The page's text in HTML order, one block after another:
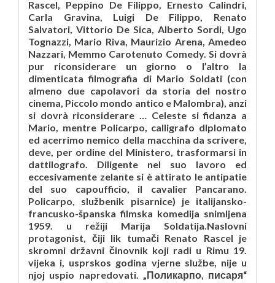
Rascel, Peppino De Filippo, Ernesto Calindri,
Carla Gravina, Luigi De Filippo, Renato
Salvatori, Vittorio De Sica, Alberto Sordi, Ugo
Tognazzi, Mario Riva, Maurizio Arena, Amedeo
Nazzari, Memmo Carotenuto Comedy. Si dovrà
pur riconsiderare un giorno o l’altro la
dimenticata filmografia di Mario Soldati (con
almeno due capolavori da storia del nostro
cinema, Piccolo mondo antico e Malombra), anzi
si dovrà riconsiderare … Celeste si fidanza a
Mario, mentre Policarpo, calligrafo dlplomato
ed acerrimo nemico della macchina da scrivere,
deve, per ordine del Ministero, trasformarsi in
dattilografo. Diligente nel suo lavoro ed
eccesivamente zelante si è attirato le antipatie
del suo capoufficio, il cavalier Pancarano.
Policarpo, službenik pisarnice) je italijansko-
francusko-španska filmska komedija snimljena
1959. u režiji Marija Soldatija.Naslovni
protagonist, čiji lik tumači Renato Rascel je
skromni državni činovnik koji radi u Rimu 19.
vijeka i, usprskos godina vjerne službe, nije u
njoj uspio napredovati. „Поликарпо, писаря“